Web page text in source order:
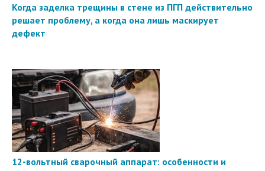
Когда заделка трещины в стене из ПГП действительно
решает проблему, а когда она лишь маскирует
дефект
12-вольтный сварочный аппарат: особенности и